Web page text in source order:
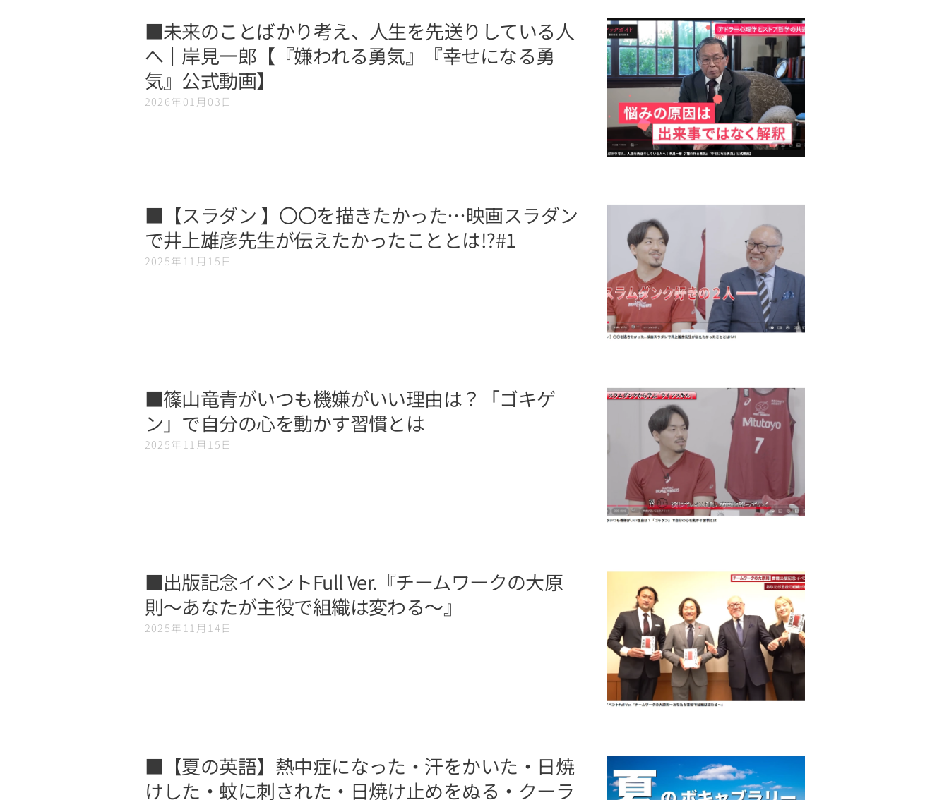
■未来のことばかり考え、人生を先送りしている人
へ｜岸見一郎【『嫌われる勇気』『幸せになる勇
気』公式動画】
2026年01月03日
■【スラダン 】〇〇を描きたかった…映画スラダン
で井上雄彦先生が伝えたかったこととは!?#1
2025年11月15日
■篠山竜青がいつも機嫌がいい理由は？「ゴキゲ
ン」で自分の心を動かす習慣とは
2025年11月15日
■出版記念イベントFull Ver.『チームワークの大原
則～あなたが主役で組織は変わる～』
2025年11月14日
■【夏の英語】熱中症になった・汗をかいた・日焼
けした・蚊に刺された・日焼け止めをぬる・クーラ